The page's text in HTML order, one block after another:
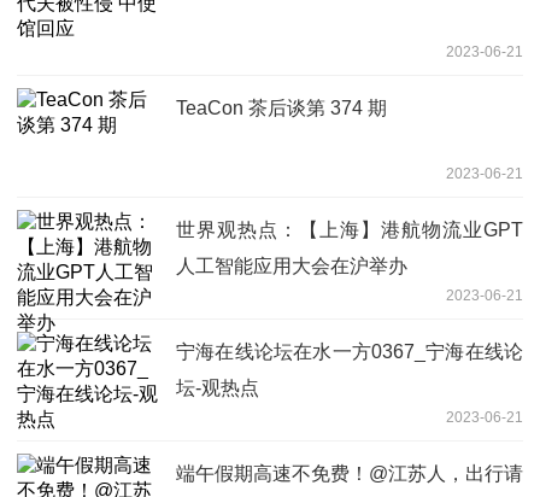
2023-06-21
TeaCon 茶后谈第 374 期
2023-06-21
世界观热点：【上海】港航物流业GPT
人工智能应用大会在沪举办
2023-06-21
宁海在线论坛在水一方0367_宁海在线论
坛-观热点
2023-06-21
端午假期高速不免费！@江苏人，出行请